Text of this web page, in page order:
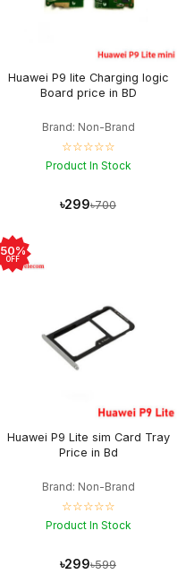
Huawei P9 lite Charging logic
Board price in BD
Brand: Non-Brand
☆☆☆☆☆
Product In Stock
৳299৳700
50%
OFF
Huawei P9 Lite sim Card Tray
Price in Bd
Brand: Non-Brand
☆☆☆☆☆
Product In Stock
৳299৳599